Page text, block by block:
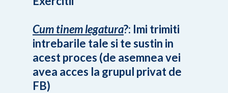
Cum tinem legatura?: Imi trimiti
intrebarile tale si te sustin in
acest proces (de asemnea vei
avea acces la grupul privat de
FB)